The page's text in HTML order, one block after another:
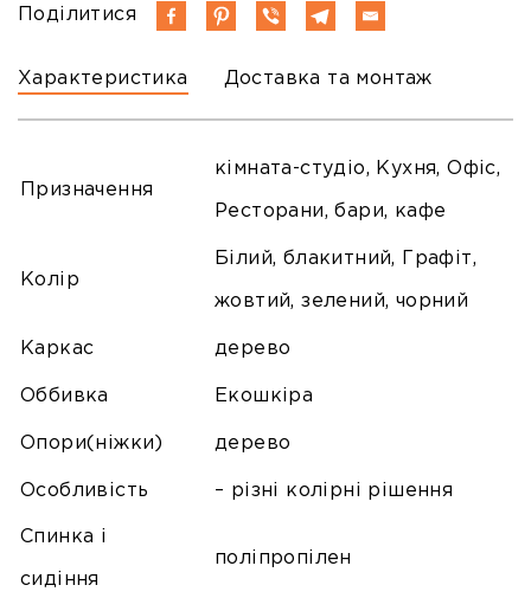
Характеристика Доставка та монтаж
Поділитися
Призначення
кімната-студіо, Кухня, Офіс,
Ресторани, бари, кафе
Колір
Білий, блакитний, Графіт,
жовтий, зелений, чорний
Каркас дерево
Оббивка Екошкіра
Опори(ніжки) дерево
Особливість – різні колірні рішення
Спинка і
сидіння
поліпропілен